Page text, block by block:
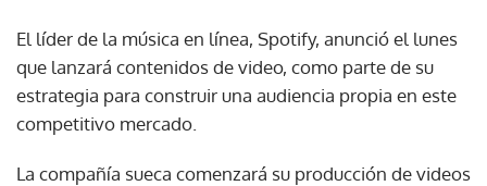
El líder de la música en línea, Spotify, anunció el lunes
que lanzará contenidos de video, como parte de su
estrategia para construir una audiencia propia en este
competitivo mercado.
La compañía sueca comenzará su producción de videos